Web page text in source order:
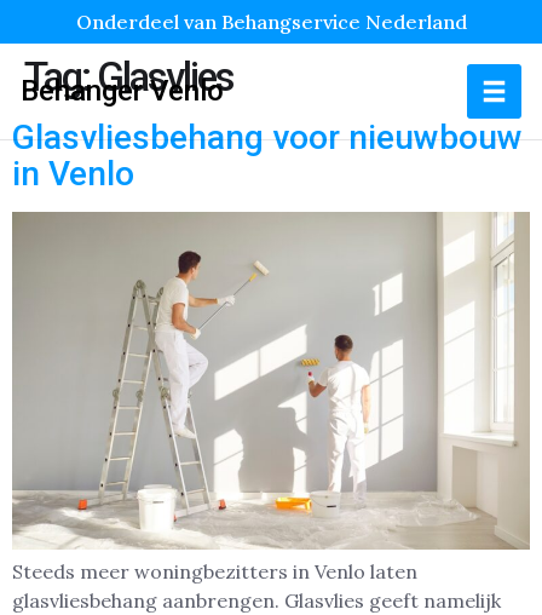
Onderdeel van Behangservice Nederland
Behanger Venlo
Tag:Glasvlies
Glasvliesbehang voor nieuwbouw
in Venlo
Steeds meer woningbezitters in Venlo laten
glasvliesbehang aanbrengen. Glasvlies geeft namelijk